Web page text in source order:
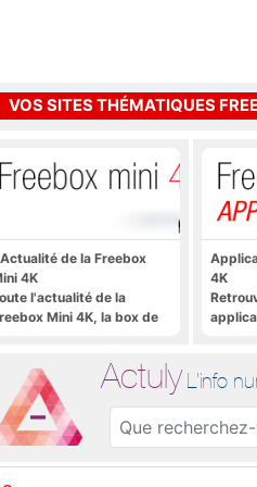
VOS SITES THÉMATIQUES
de la Freebox
4K
l'actualité de la
Mini 4K, la box de
4K
Actuly L'info